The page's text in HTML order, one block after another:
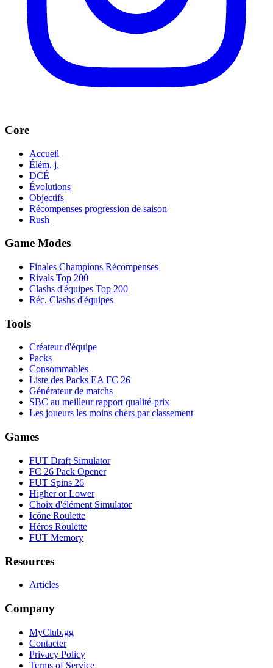
Core
Accueil
Élém. j.
DCÉ
Évolutions
Objectifs
Récompenses progression de saison
Rush
Game Modes
Finales Champions Récompenses
Rivals Top 200
Clashs d'équipes Top 200
Réc. Clashs d'équipes
Tools
Créateur d'équipe
Packs
Consommables
Liste des Packs EA FC 26
Générateur de matchs
SBC au meilleur rapport qualité-prix
Les joueurs les moins chers par classement
Games
FUT Draft Simulator
FC 26 Pack Opener
FUT Spins 26
Higher or Lower
Choix d'élément Simulator
Icône Roulette
Héros Roulette
FUT Memory
Resources
Articles
Company
MyClub.gg
Contacter
Privacy Policy
Terms of Service